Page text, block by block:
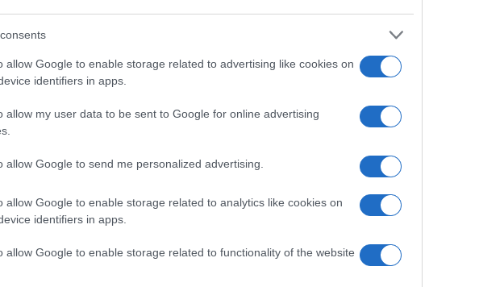
allow Google to enable storage related to advertising like cookies on
identifiers in apps.
allow my user data to be sent to Google for online advertising
allow Google to send me personalized advertising.
allow Google to enable storage related to analytics like cookies on
identifiers in apps.
allow Google to enable storage related to functionality of the website
le pievi e i castelli dellaLunigianai villaggi
tufacee della
artigiani e tradizioni con rispetto.
castagneti e acque fredde
mulini e castagneti, la vita ruota intorno
castagne. Passeggiate di fondovalle e sentieri
a piccoli santuari, vecchie carbonaie e
torni, telai e coltelli forgiati a mano, oggetti
preferire cammini ad anello, fermarsi